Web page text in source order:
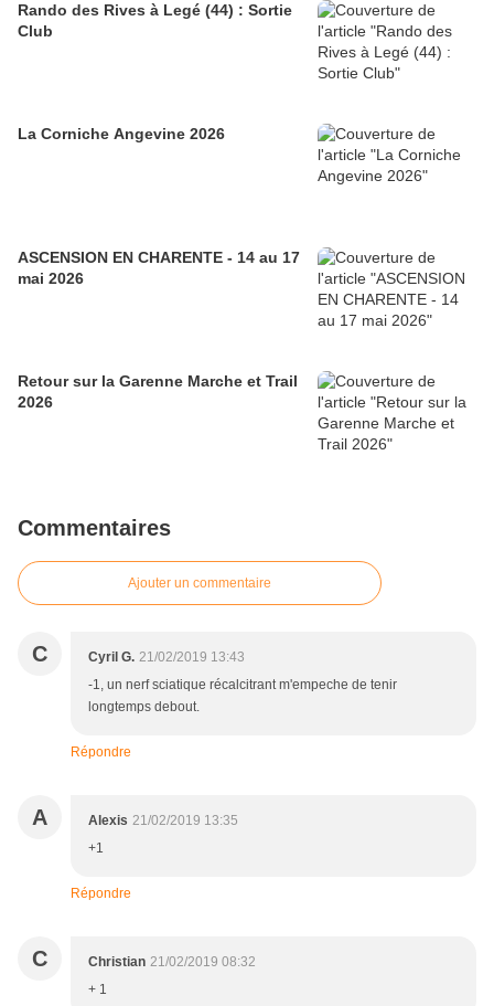
Rando des Rives à Legé (44) : Sortie
Club
La Corniche Angevine 2026
ASCENSION EN CHARENTE - 14 au 17
mai 2026
Retour sur la Garenne Marche et Trail
2026
Commentaires
Ajouter un commentaire
C Cyril G. 21/02/2019 13:43
-1, un nerf sciatique récalcitrant m'empeche de tenir
longtemps debout.
Répondre
A Alexis 21/02/2019 13:35
+1
Répondre
C Christian 21/02/2019 08:32
+ 1